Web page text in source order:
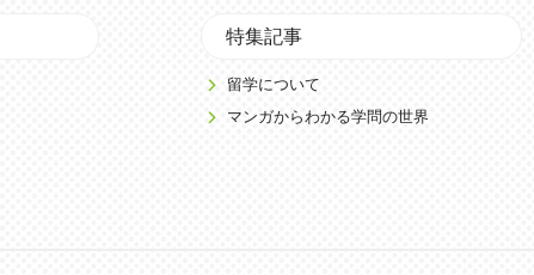
特集記事
留学について
マンガからわかる学問の世界